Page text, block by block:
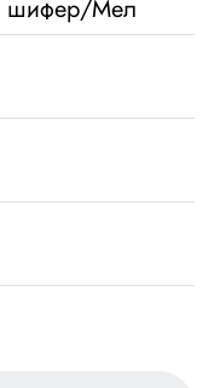
шифер/Мел